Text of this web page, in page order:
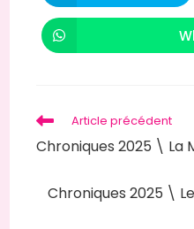
Article précédent
Chroniques 2025 \ La
Chroniques 2025 \